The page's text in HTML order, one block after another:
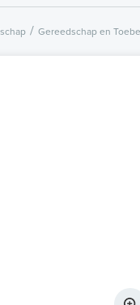
Gereedschap en